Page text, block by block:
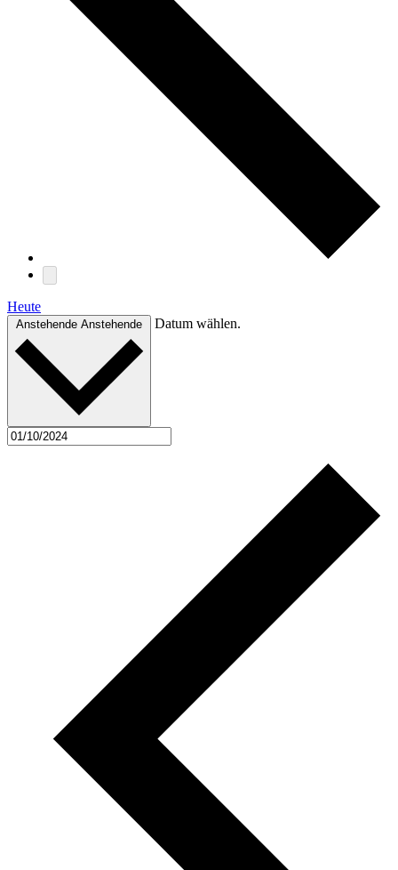
Heute
Anstehende Anstehende Datum wählen.